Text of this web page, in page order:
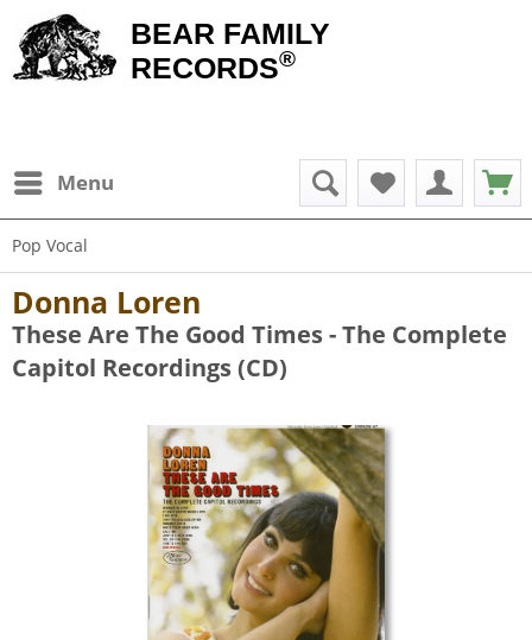
BEAR FAMILY
RECORDS®
Menu
Pop Vocal
Donna Loren
These Are The Good Times - The Complete
Capitol Recordings (CD)